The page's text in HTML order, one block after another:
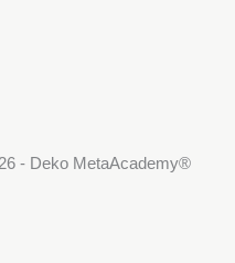
- Deko MetaAcademy®